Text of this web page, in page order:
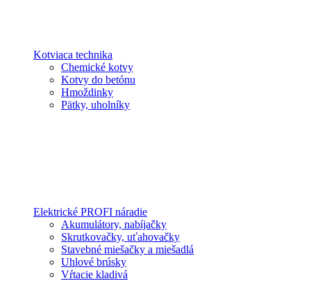
Kotviaca technika
Chemické kotvy
Kotvy do betónu
Hmoždinky
Pätky, uholníky
Elektrické PROFI náradie
Akumulátory, nabíjačky
Skrutkovačky, uťahovačky
Stavebné miešačky a miešadlá
Uhlové brúsky
Vŕtacie kladivá